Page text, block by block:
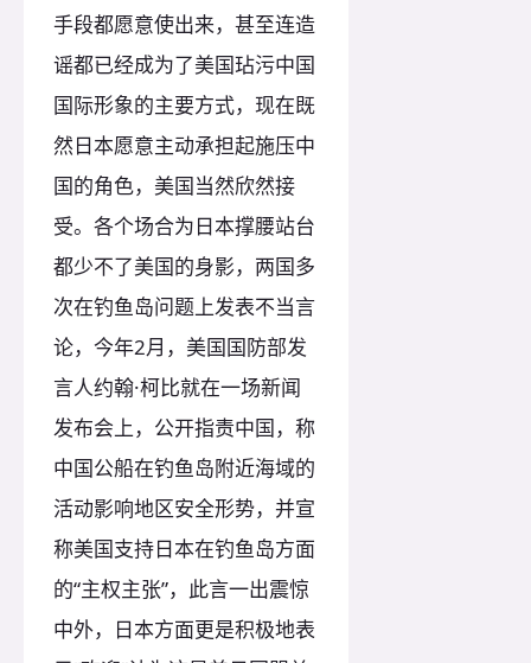
手段都愿意使出来，甚至连造
谣都已经成为了美国玷污中国
国际形象的主要方式，现在既
然日本愿意主动承担起施压中
国的角色，美国当然欣然接
受。各个场合为日本撑腰站台
都少不了美国的身影，两国多
次在钓鱼岛问题上发表不当言
论，今年2月，美国国防部发
言人约翰·柯比就在一场新闻
发布会上，公开指责中国，称
中国公船在钓鱼岛附近海域的
活动影响地区安全形势，并宣
称美国支持日本在钓鱼岛方面
的“主权主张”，此言一出震惊
中外，日本方面更是积极地表